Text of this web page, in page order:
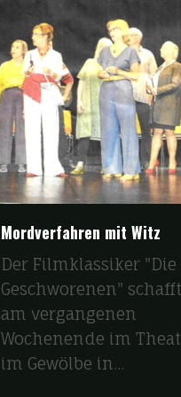
Mordverfahren mit Witz
Der Filmklassiker "Die
Geschworenen"
am vergangenen
Wochenende im
im Gewölbe in...